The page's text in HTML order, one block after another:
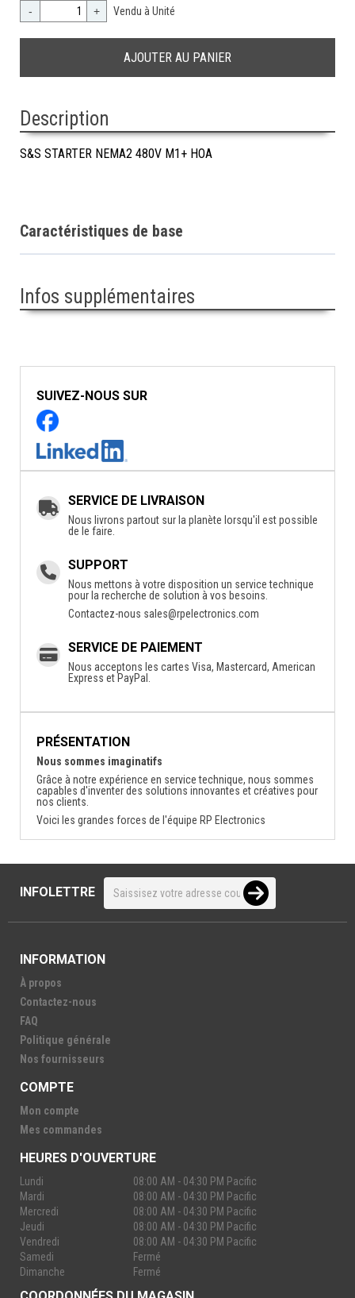
- + Vendu à Unité
Description
S&S STARTER NEMA2 480V M1+ HOA
Caractéristiques de base
Infos supplémentaires
SUIVEZ-NOUS SUR
SERVICE DE LIVRAISON
Nous livrons partout sur la planète lorsqu'il est possible
de le faire.
SUPPORT
Nous mettons à votre disposition un service technique
pour la recherche de solution à vos besoins.
Contactez-nous sales@rpelectronics.com
SERVICE DE PAIEMENT
Nous acceptons les cartes Visa, Mastercard, American
Express et PayPal.
PRÉSENTATION
Nous sommes imaginatifs
Grâce à notre expérience en service technique, nous sommes
capables d'inventer des solutions innovantes et créatives pour
nos clients.
Voici les grandes forces de l'équipe RP Electronics
INFOLETTRE
INFORMATION
À propos
Contactez-nous
FAQ
Politique générale
Nos fournisseurs
COMPTE
Mon compte
Mes commandes
HEURES D'OUVERTURE
Lundi
08:00 AM - 04:30 PM Pacific
Mardi
08:00 AM - 04:30 PM Pacific
Mercredi
08:00 AM - 04:30 PM Pacific
Jeudi
08:00 AM - 04:30 PM Pacific
Vendredi
08:00 AM - 04:30 PM Pacific
Samedi
Fermé
Dimanche
Fermé